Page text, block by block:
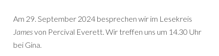
Am 29. September 2024 besprechen wir im Lesekreis
Jamesvon Percival Everett. Wir treffen uns um 14.30 Uhr
bei Gina.